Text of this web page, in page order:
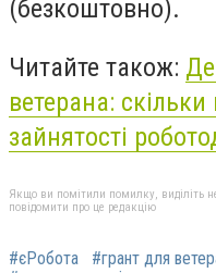
(безкоштовно).
Читайте також:
ветерана:
зайнятості
Якщо ви помітили помилку, виділіть
повідомити про це редакцію
#єРобота #грант для